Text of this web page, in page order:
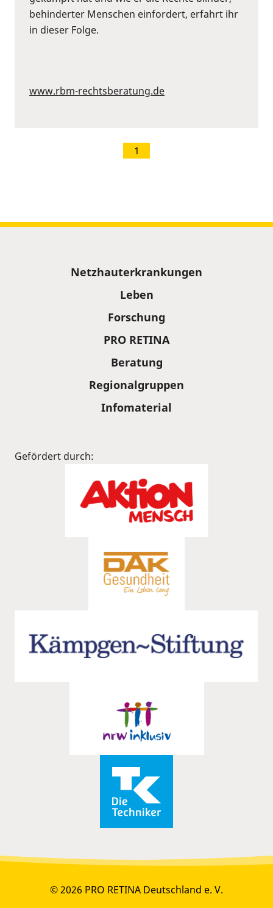
behinderter Menschen einfordert, erfahrt ihr
in dieser Folge.
www.rbm-rechtsberatung.de
1
Netzhauterkrankungen
Leben
Forschung
PRO RETINA
Beratung
Regionalgruppen
Infomaterial
Gefördert durch:
© 2026 PRO RETINA Deutschland e. V.